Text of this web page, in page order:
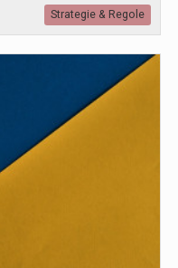
Strategie & Regole